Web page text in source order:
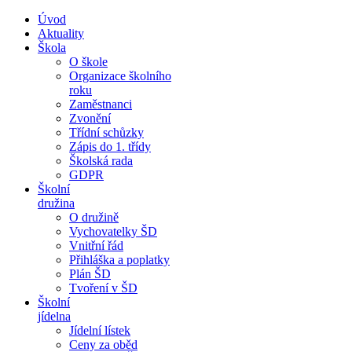
Úvod
Aktuality
Škola
O škole
Organizace školního
roku
Zaměstnanci
Zvonění
Třídní schůzky
Zápis do 1. třídy
Školská rada
GDPR
Školní
družina
O družině
Vychovatelky ŠD
Vnitřní řád
Přihláška a poplatky
Plán ŠD
Tvoření v ŠD
Školní
jídelna
Jídelní lístek
Ceny za oběd